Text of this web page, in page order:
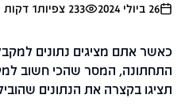
26 ביולי 2024 233 צפיות1 דקות
כאשר אתם מציגים נתונים
התחתונה, המסר שהכי חשוב
תציגו בקצרה את הנתונים